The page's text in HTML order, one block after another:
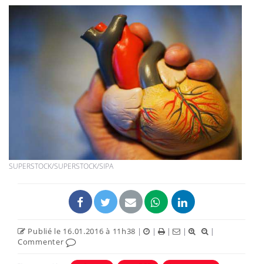
SUPERSTOCK/SUPERSTOCK/SIPA
Publié le 16.01.2016 à 11h38 | | | |
|
Commenter